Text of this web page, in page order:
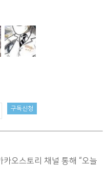
오스토리 채널 통해 “오늘